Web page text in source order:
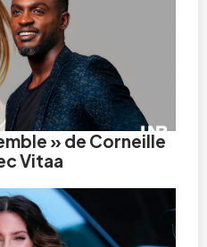
» de Corneille
Vitaa